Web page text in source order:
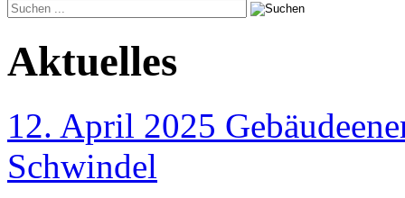
Aktuelles
12. April 2025
Schwindel